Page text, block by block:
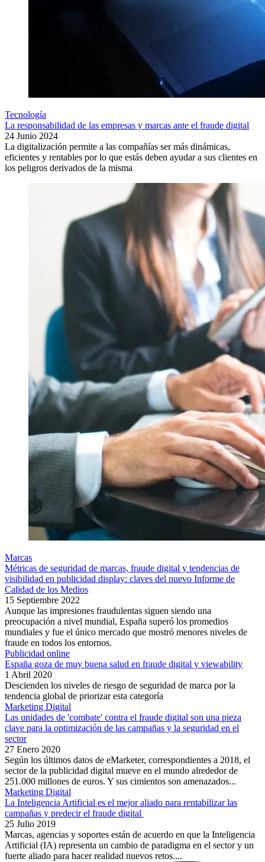
Tecnología
La responsabilidad de las empresas y marcas ante el fraude digital
24 Junio 2024
La digitalización permite a las compañías ser más dinámicas,
eficientes y rentables por lo que estás deben ayudar a sus clientes en
los peligros derivados de la misma
Marcas
Métricas de seguridad de marcas, fraude digital y tendencias de
visibilidad en publicidad display: claves del nuevo Informe de
Calidad de los Medios
15 Septiembre 2022
Aunque las impresiones fraudulentas siguen siendo una
preocupación a nivel mundial, España superó los promedios
mundiales y fue el único mercado que mostró menores niveles de
fraude en todos los entornos.
Publicidad online
España goza de muy buena salud en fraude digital y viewability
1 Abril 2020
Descienden los niveles de riesgo de seguridad de marca por la
tendencia global de priorizar esta categoría
Marketing Digital
Las unidades de 'combate' contra el fraude digital son una pieza
clave para la optimización de las campañas y la seguridad en el
sector
27 Enero 2020
Según los últimos datos de eMarketer, correspondientes a 2018, el
sector de la publicidad digital mueve en el mundo alrededor de
251.000 millones de euros. Y sus cimientos son amenazados...
Marketing Digital
La Inteligencia Artificial es el mejor aliado para rentabilizar las
campañas y predecir el fraude digital
25 Julio 2019
Marcas, agencias y soportes están de acuerdo en que la Inteligencia
Artificial (IA) representa un cambio de paradigma en el sector y un
fuerte aliado para hacer realidad nuevos retos....